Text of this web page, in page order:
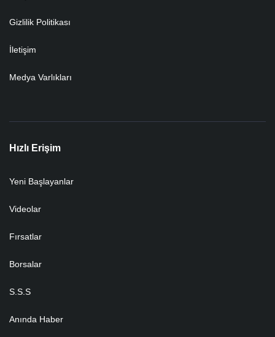
Gizlilik Politikası
İletişim
Medya Varlıkları
Hızlı Erişim
Yeni Başlayanlar
Videolar
Fırsatlar
Borsalar
S.S.S
Anında Haber